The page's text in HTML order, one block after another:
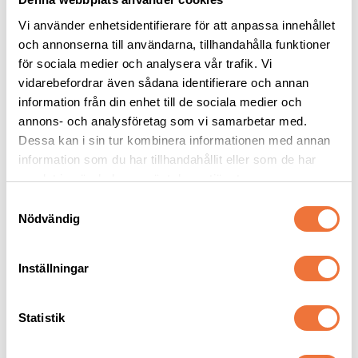
Vi använder enhetsidentifierare för att anpassa innehållet
och annonserna till användarna, tillhandahålla funktioner
för sociala medier och analysera vår trafik. Vi
vidarebefordrar även sådana identifierare och annan
information från din enhet till de sociala medier och
annons- och analysföretag som vi samarbetar med.
Dessa kan i sin tur kombinera informationen med annan
information som du har tillhandahållit eller som de har
samlat in när du har använt deras tjänster.
Nödvändig
Inställningar
Statistik
4Dogs Belöningsgodis
Fasan ca 100 g
Torkat hundgodis utan tillsatser, ursprung EU
49kr
Ozami Tuggstick
kalkon - 23 cm
Spannmåls- och sockerfri
69kr